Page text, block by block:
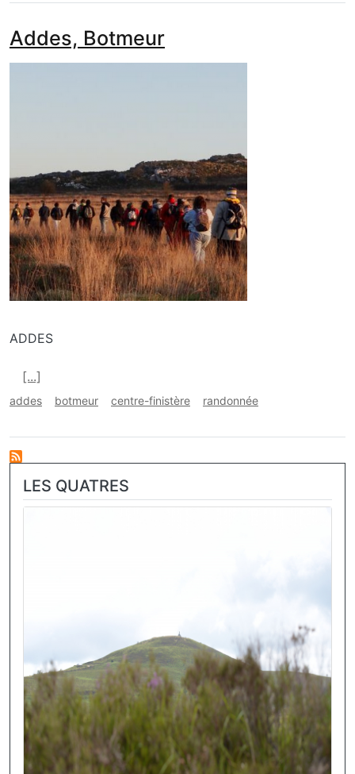
Addes, Botmeur
ADDES
[...]
addes botmeur centre-finistère randonnée
LES QUATRES